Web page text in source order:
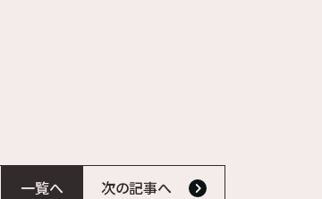
一覧へ 次の記事へ